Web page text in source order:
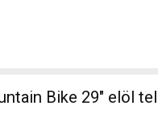
Bike 29" elöl